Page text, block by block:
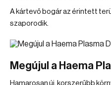
A kártevő bogár az érintett
szaporodik.
Megújul a Haema
Hamarosan új, korszerűbb